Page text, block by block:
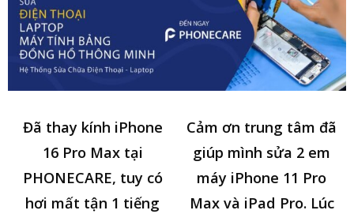
Đã thay kính iPhone
16 Pro Max tại
PHONECARE, tuy có
hơi mất tận 1 tiếng
Cảm ơn trung tâm đã
giúp mình sửa 2 em
máy iPhone 11 Pro
Max và iPad Pro. Lúc